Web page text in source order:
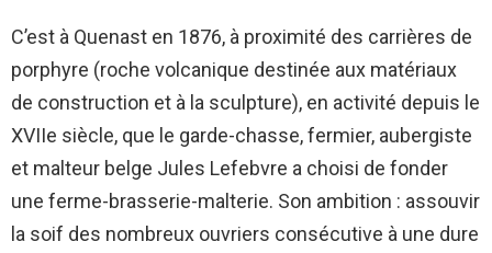
C’est à Quenast en 1876, à proximité des carrières de
porphyre (roche volcanique destinée aux matériaux
de construction et à la sculpture), en activité depuis le
XVIIe siècle, que le garde-chasse, fermier, aubergiste
et malteur belge Jules Lefebvre a choisi de fonder
une ferme-brasserie-malterie. Son ambition : assouvir
la soif des nombreux ouvriers consécutive à une dure